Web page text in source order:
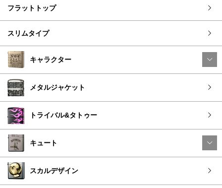
フラットトップ
スリムタイプ
キャラクター
メタルジャケット
トライバル&タトゥー
キュート
スカルデザイン